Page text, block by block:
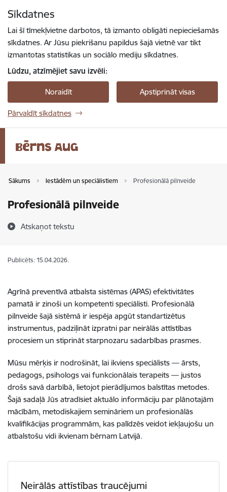
Sīkdatnes
Lai šī tīmekļvietne darbotos, tā izmanto obligāti nepieciešamās
sīkdatnes. Ar Jūsu piekrišanu papildus šajā vietnē var tikt
izmantotas statistikas un sociālo mediju sīkdatnes.
Lūdzu, atzīmējiet savu izvēli:
Noraidīt Apstiprināt visas
Pārvaldīt sīkdatnes
Sākums Iestādēm un speciālistiem Profesionālā pilnveide
Profesionālā pilnveide
Atskaņot tekstu
Publicēts: 15.04.2026.
Agrīnā preventīvā atbalsta sistēmas (APAS) efektivitātes
pamatā ir zinoši un kompetenti speciālisti. Profesionālā
pilnveide šajā sistēmā ir iespēja apgūt standartizētus
instrumentus, padziļināt izpratni par neirālās attīstības
procesiem un stiprināt starpnozaru sadarbības prasmes.
Mūsu mērķis ir nodrošināt, lai ikviens speciālists — ārsts,
pedagogs, psihologs vai funkcionālais terapeits — justos
drošs savā darbībā, lietojot pierādījumos balstītas metodes.
Šajā sadaļā Jūs atradīsiet aktuālo informāciju par plānotajām
mācībām, metodiskajiem semināriem un profesionālās
kvalifikācijas programmām, kas palīdzēs veidot iekļaujošu un
atbalstošu vidi ikvienam bērnam Latvijā.
Neirālās attīstības traucējumi